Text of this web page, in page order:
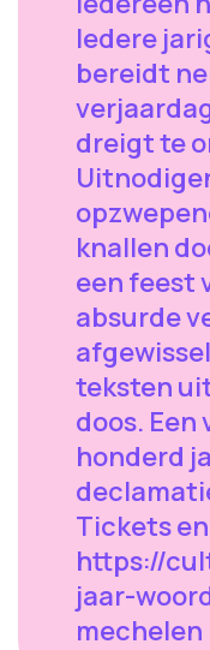
Iedere
bereidt
dreigt te
knallen
een feest
absurde
teksten
doos. Een
honderd
Tickets
https://
jaar-
mechelen